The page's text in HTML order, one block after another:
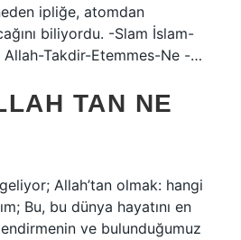
ipliğe, atomdan
biliyordu. -Slam İslam-
Takdir-Etemmes-Ne -…
TAN NE
Allah’tan olmak: hangi
Bu, bu dünya hayatını en
ve bulunduğumuz